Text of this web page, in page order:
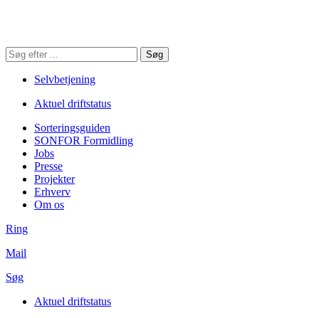
Søg
på
hjemmesiden
Søg
Selvbetjening
Aktuel driftstatus
Sorteringsguiden
SONFOR Formidling
Jobs
Presse
Projekter
Erhverv
Om os
Ring
Mail
Søg
Aktuel driftstatus